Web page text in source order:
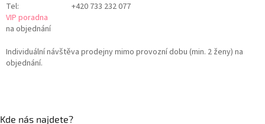
Tel:
+420 733 232 077
VIP poradna
na objednání
Individuální návštěva prodejny mimo provozní dobu (min. 2 ženy) na
objednání.
Kde nás najdete?